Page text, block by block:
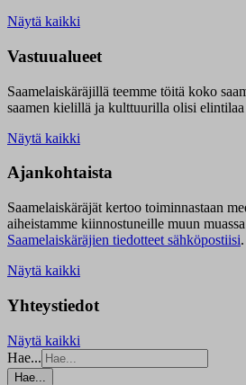
Näytä kaikki
Vastuualueet
Saamelaiskäräjillä teemme töitä koko
saamen kielillä ja kulttuurilla olisi elintilaa
Näytä kaikki
Ajankohtaista
Saamelaiskäräjät kertoo toiminnastaan
aiheistamme kiinnostuneille muun
Saamelaiskäräjien tiedotteet sähköpostiisi.
Näytä kaikki
Yhteystiedot
Näytä kaikki
Hae...
Hae...